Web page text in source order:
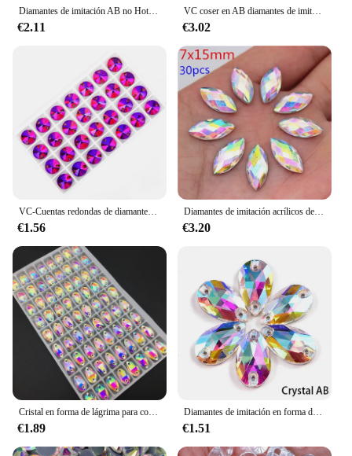
Diamantes de imitación AB no Hotfix para decoración de uñas, diamantes de imitación de cristal Super brillante, SS3-SS50, Strass plano, costura y tela, ropa
€2.11
VC coser en AB diamantes de imitación Cosmic Flatback cristales de vidrio para ropa vestidos de novia zapatos bolsas todo para decoración DIY
€3.02
VC-Cuentas redondas de diamantes de imitación de Cristal AB, todos los tamaños, accesorios de boda para decoración y bricolaje
€1.56
Diamantes de imitación acrílicos de varios tamaños, cristal de ojo de caballo AB, parte trasera plana 3D, no HotFix, decoración de Arte de uñas para manualidades de boda MC80
€3.20
€1.89
Diamantes de imitación en forma de lágrima para coser, Cristal AB, muchos colores, piedras de cristal planas, vestido de novia, B2598
€1.51